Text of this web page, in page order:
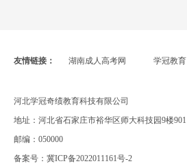
友情链接： 湖南成人高考网 学冠教育
河北学冠奇绩教育科技有限公司
地址：河北省石家庄市裕华区师大科技园9楼901
邮编：050000
备案号： 冀ICP备2022011161号-2